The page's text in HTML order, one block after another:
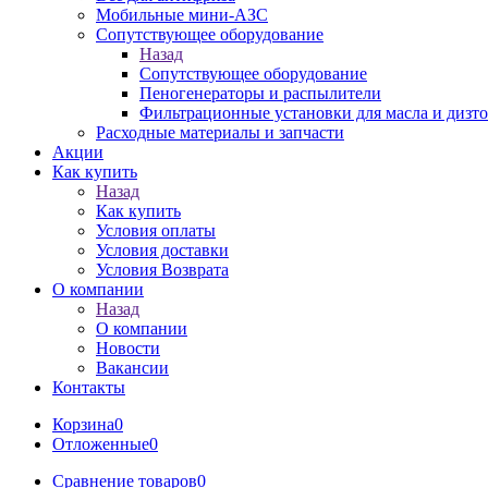
Мобильные мини-АЗС
Сопутствующее оборудование
Назад
Сопутствующее оборудование
Пеногенераторы и распылители
Фильтрационные установки для масла и
Расходные материалы и запчасти
Акции
Как купить
Назад
Как купить
Условия оплаты
Условия доставки
Условия Возврата
О компании
Назад
О компании
Новости
Вакансии
Контакты
Корзина0
Отложенные0
Сравнение товаров0